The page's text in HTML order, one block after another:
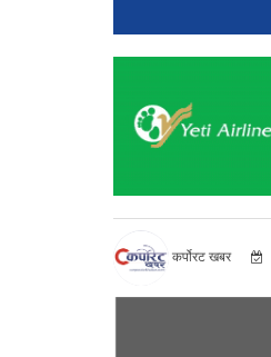
कर्पोरट खबर